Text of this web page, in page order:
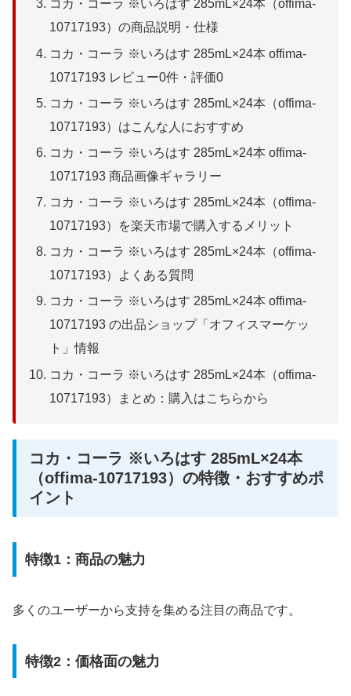
コカ・コーラ ※いろはす 285mL×24本（offima-
10717193）の商品説明・仕様
コカ・コーラ ※いろはす 285mL×24本 offima-
10717193 レビュー0件・評価0
コカ・コーラ ※いろはす 285mL×24本（offima-
10717193）はこんな人におすすめ
コカ・コーラ ※いろはす 285mL×24本 offima-
10717193 商品画像ギャラリー
コカ・コーラ ※いろはす 285mL×24本（offima-
10717193）を楽天市場で購入するメリット
コカ・コーラ ※いろはす 285mL×24本（offima-
10717193）よくある質問
コカ・コーラ ※いろはす 285mL×24本 offima-
10717193 の出品ショップ「オフィスマーケッ
ト」情報
コカ・コーラ ※いろはす 285mL×24本（offima-
10717193）まとめ：購入はこちらから
コカ・コーラ ※いろはす 285mL×24本
（offima-10717193）の特徴・おすすめポ
イント
特徴1：商品の魅力
多くのユーザーから支持を集める注目の商品です。
特徴2：価格面の魅力